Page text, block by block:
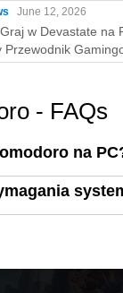
June 12, 2026
w Devastate na
Przewodnik
- FAQs
na